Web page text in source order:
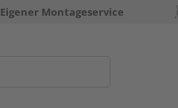
Eigener Montageservice